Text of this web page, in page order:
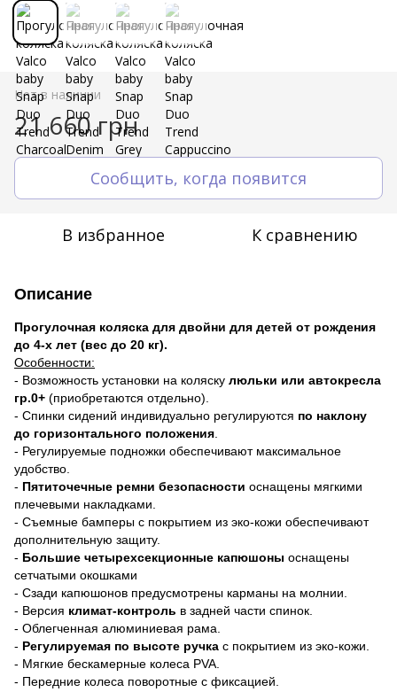
Нет в наличии
21 660 грн
Сообщить, когда появится
В избранное К сравнению
Описание
Прогулочная коляска для двойни для детей от рождения
до 4-х лет (вес до 20 кг).
Особенности:
- Возможность установки на коляску люльки или автокресла
гр.0+ (приобретаются отдельно).
- Спинки сидений индивидуально регулируются по наклону
до горизонтального положения
- Регулируемые подножки обеспечивают максимальное
удобство.
- Пятиточечные ремни безопасности оснащены мягкими
плечевыми накладками.
- Съемные бамперы с покрытием из эко-кожи обеспечивают
дополнительную защиту.
- Большие четырехсекционные капюшоны оснащены
сетчатыми окошками
- Сзади капюшонов предусмотрены карманы на молнии.
- Версия климат-контроль в задней части спинок.
- Облегченная алюминиевая рама.
- Регулируемая по высоте ручка с покрытием из эко-кожи.
- Мягкие бескамерные колеса PVA.
- Передние колеса поворотные с фиксацией.